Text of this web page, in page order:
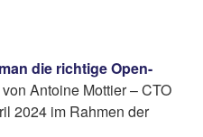
die richtige Open-
von Antoine Mottier – CTO
2024 im Rahmen der